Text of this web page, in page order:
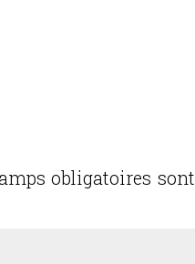
obligatoires sont